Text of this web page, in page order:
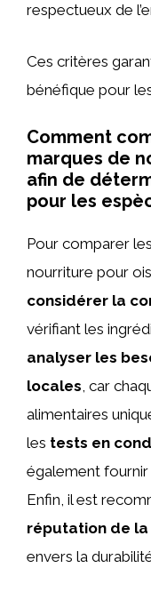
respectueux de
Ces critères
bénéfique pour
Comment
marques de
afin de
pour les
Pour comparer
nourriture pour
considérer la
vérifiant les
analyser les
locales, car
alimentaires
les tests en
également
Enfin, il est
réputation de
envers la